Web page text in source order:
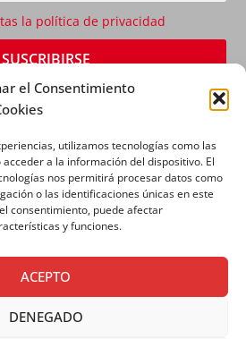
el Consentimiento
utilizamos tecnologías como las
a la información del dispositivo. El
nos permitirá procesar datos como
o las identificaciones únicas en este
consentimiento, puede afectar
y funciones.
ACEPTO
DENEGADO
la política de privacidad
DE PRIVACIDAD|